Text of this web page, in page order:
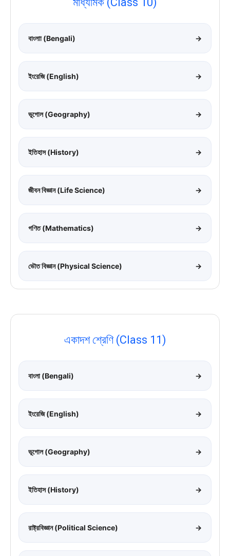
বাংলাা (Bengali) →
ইংরেজি (English) →
ভূগোল (Geography) →
ইতিহাস (History) →
জীবন বিজ্ঞান (Life Science) →
গণিত (Mathematics) →
ভৌত বিজ্ঞান (Physical Science) →
একাদশ শ্রেণি (Class 11)
বাংলা (Bengali) →
ইংরেজি (English) →
ভূগোল (Geography) →
ইতিহাস (History) →
রাষ্ট্রবিজ্ঞান (Political Science) →